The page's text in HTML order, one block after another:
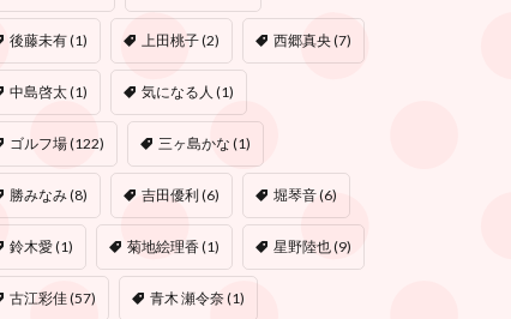
後藤未有(1) 上田桃子(2) 西郷真央(7)
中島啓太(1) 気になる人 (1)
ゴルフ場(122) 三ヶ島かな (1)
勝みなみ(8) 吉田優利 (6) 堀琴音(6)
鈴木愛(1) 菊地絵理香(1) 星野陸也(9)
古江彩佳(57) 青木 瀬令奈(1)